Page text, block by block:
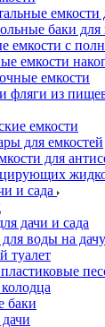
емкости
баки
емкости с
емкости
емкости
фляги из
емкости
для емкостей
для
и сада
дачи и сада
воды на дачу
туалет
баки